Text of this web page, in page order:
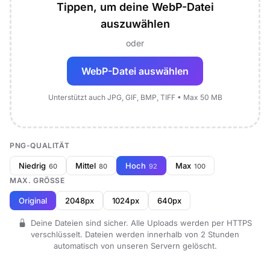
Tippen, um deine WebP-Datei
auszuwählen
oder
WebP-Datei auswählen
Unterstützt auch JPG, GIF, BMP, TIFF • Max 50 MB
PNG-QUALITÄT
Niedrig 60 Mittel 80 Hoch 92 Max 100
MAX. GRÖSSE
Original 2048px 1024px 640px
Deine Dateien sind sicher. Alle Uploads werden per HTTPS
verschlüsselt. Dateien werden innerhalb von 2 Stunden
automatisch von unseren Servern gelöscht.